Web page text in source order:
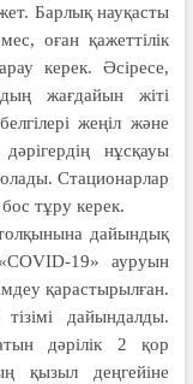
Барлық науқасты
оған қажеттілік
керек. Әсіресе,
жағдайын жіті
жеңіл және
нұсқауы
Стационарлар
тұру керек.
дайындық
19» ауруын
қарастырылған.
дайындалды.
дәрілік 2 қор
қызыл деңгейіне